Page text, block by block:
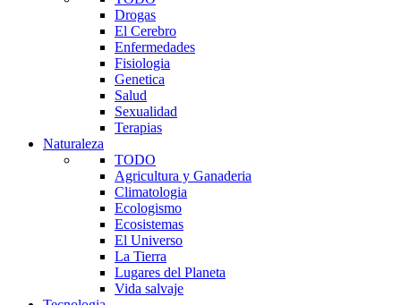
Drogas
El Cerebro
Enfermedades
Fisiologia
Genetica
Salud
Sexualidad
Terapias
Naturaleza
TODO
Agricultura y Ganaderia
Climatologia
Ecologismo
Ecosistemas
El Universo
La Tierra
Lugares del Planeta
Vida salvaje